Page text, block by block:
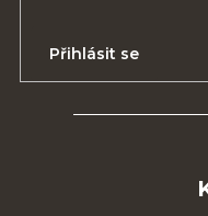
Přihlásit se